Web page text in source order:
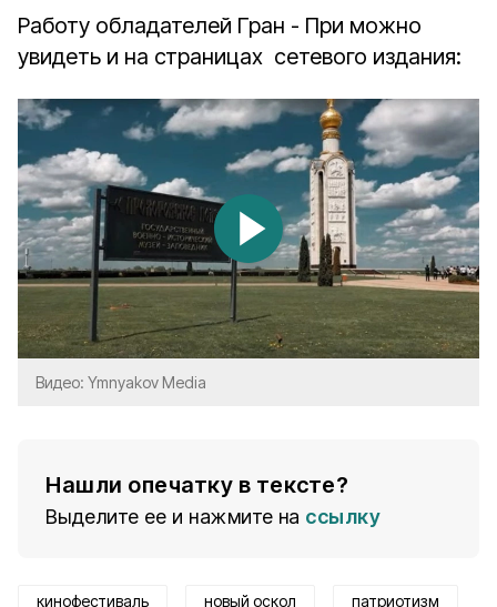
Работу обладателей Гран - При можно
увидеть и на страницах сетевого издания:
Видео: Ymnyakov Media
Нашли опечатку в тексте?
Выделите ее и нажмите на ссылку
кинофестиваль новый оскол патриотизм